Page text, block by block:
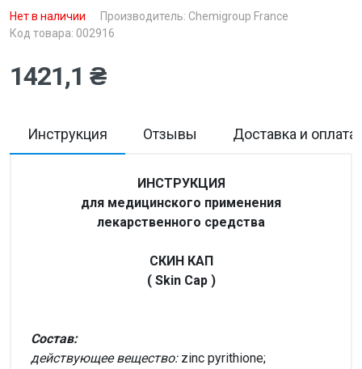
Нет в наличии Производитель: Chemigroup France
Код товара: 002916
1421,1 ₴
Инструкция Отзывы Доставка и оплата
ИНСТРУКЦИЯ
для медицинского применения
лекарственного средства
СКИН КАП
( Skin Cap )
Состав:
действующее вещество:zinc pyrithionе;